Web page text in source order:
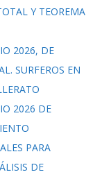
Y TEOREMA
2026, DE
SURFEROS EN
2026 DE
PARA
DE